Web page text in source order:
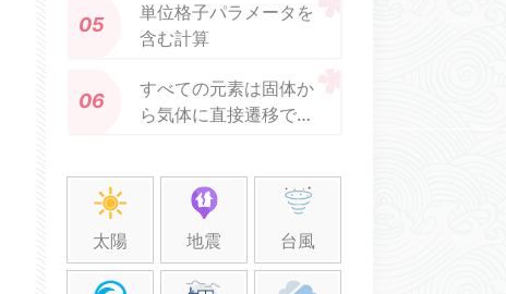
単位格子パラメータを
含む計算
すべての元素は固体か
ら気体に直接遷移でき
太陽 地震 台風